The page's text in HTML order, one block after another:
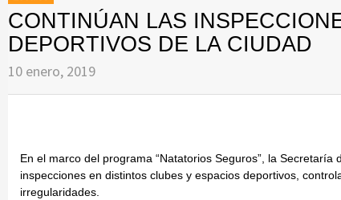
CONTINÚAN LAS
DEPORTIVOS DE LA CIUDAD
10 enero, 2019
En el marco del programa “Natatorios Seguros”, la
inspecciones en distintos clubes y espacios deportivos,
irregularidades.